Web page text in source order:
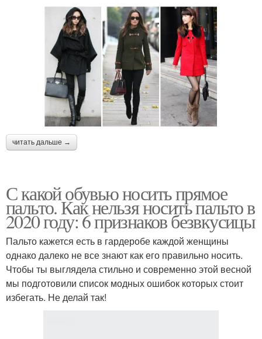
читать дальше →
С какой обувью носить прямое
пальто. Как нельзя носить пальто в
2020 году: 6 признаков безвкусицы
Пальто кажется есть в гардеробе каждой женщины
однако далеко не все знают как его правильно носить.
Чтобы ты выглядела стильно и современно этой весной
мы подготовили список модных ошибок которых стоит
избегать. Не делай так!